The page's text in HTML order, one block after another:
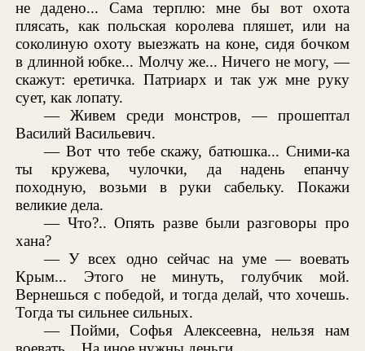
не дадено... Сама терплю: мне бы вот охота
плясать, как польская королева пляшет, или на
соколиную охоту выезжать на коне, сидя бочком
в длинной юбке... Молчу же... Ничего не могу, —
скажут: еретичка. Патриарх и так уж мне руку
сует, как лопату.
— Живем среди монстров, — прошептал
Василий Васильевич.
— Вот что тебе скажу, батюшка... Сними-ка
ты кружева, чулочки, да надень епанчу
походную, возьми в руки сабельку. Покажи
великие дела.
— Что?.. Опять разве были разговоры про
хана?
— У всех одно сейчас на уме — воевать
Крым... Этого не минуть, голубчик мой.
Вернешься с победой, и тогда делай, что хочешь.
Тогда ты сильнее сильных.
— Пойми, Софья Алексеевна, нельзя нам